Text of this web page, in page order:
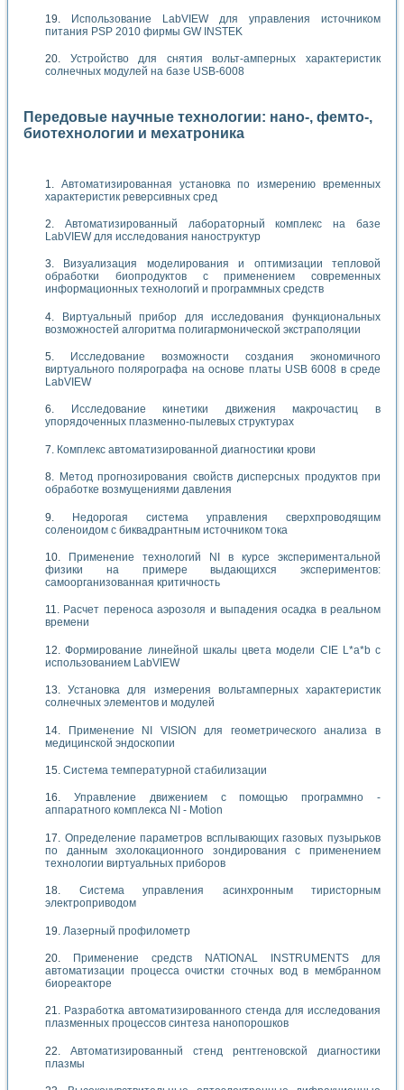
Использование LabVIEW для управления источником
питания PSP 2010 фирмы GW INSTEK
Устройство для снятия вольт-амперных характеристик
солнечных модулей на базе USB-6008
Передовые научные технологии: нано-, фемто-,
биотехнологии и мехатроника
Автоматизированная установка по измерению временных
характеристик реверсивных сред
Автоматизированный лабораторный комплекс на базе
LabVIEW для исследования наноструктур
Визуализация моделирования и оптимизации тепловой
обработки биопродуктов с применением современных
информационных технологий и программных средств
Виртуальный прибор для исследования функциональных
возможностей алгоритма полигармонической экстраполяции
Исследование возможности создания экономичного
виртуального полярографа на основе платы USB 6008 в среде
LabVIEW
Исследование кинетики движения макрочастиц в
упорядоченных плазменно-пылевых структурах
Комплекс автоматизированной диагностики крови
Метод прогнозирования свойств дисперсных продуктов при
обработке возмущениями давления
Недорогая система управления сверхпроводящим
соленоидом с биквадрантным источником тока
Применение технологий NI в курсе экспериментальной
физики на примере выдающихся экспериментов:
самоорганизованная критичность
Расчет переноса аэрозоля и выпадения осадка в реальном
времени
Формирование линейной шкалы цвета модели CIE L*a*b с
использованием LabVIEW
Установка для измерения вольтамперных характеристик
солнечных элементов и модулей
Применение NI VISION для геометрического анализа в
медицинской эндоскопии
Система температурной стабилизации
Управление движением с помощью программно -
аппаратного комплекса NI - Motion
Определение параметров всплывающих газовых пузырьков
по данным эхолокационного зондирования с применением
технологии виртуальных приборов
Система управления асинхронным тиристорным
электроприводом
Лазерный профилометр
Применение средств NATIONAL INSTRUMENTS для
автоматизации процесса очистки сточных вод в мембранном
биореакторе
Разработка автоматизированного стенда для исследования
плазменных процессов синтеза нанопорошков
Автоматизированный стенд рентгеновской диагностики
плазмы